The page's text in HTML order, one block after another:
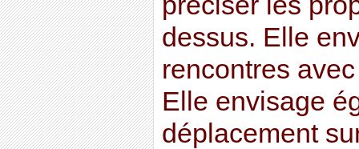
dessus. Elle
rencontres
Elle envisage
déplacement